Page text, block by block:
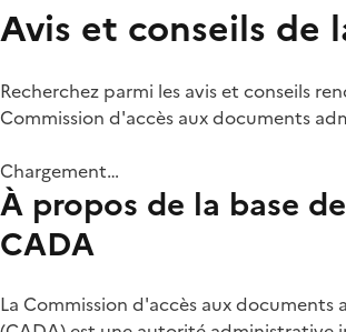
Avis et conseils de
Recherchez parmi les avis et conseils
Commission d'accès aux documents
Chargement…
À propos de la base
CADA
La Commission d'accès aux documents